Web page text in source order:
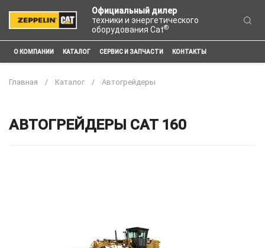
Официальный дилер
техники и энергетического
оборудования Cat®
О КОМПАНИИ КАТАЛОГ СЕРВИС И ЗАПЧАСТИ КОНТАКТЫ
Главная Каталог Автогрейдеры
АВТОГРЕЙДЕРЫ CAT 160